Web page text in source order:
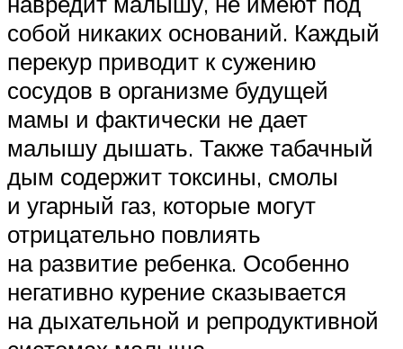
собой никаких оснований. Каждый
перекур приводит к сужению
сосудов в организме будущей
мамы и фактически не дает
малышу дышать. Также табачный
дым содержит токсины, смолы
и угарный газ, которые могут
отрицательно повлиять
на развитие ребенка. Особенно
негативно курение сказывается
на дыхательной и репродуктивной